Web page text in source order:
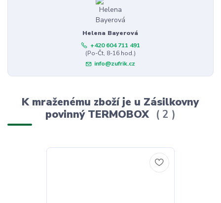
Helena Bayerová
+420 604 711 491
(Po-Čt, 8-16 hod.)
info@zufrik.cz
K mraženému zboží je u Zásilkovny
povinný TERMOBOX
2